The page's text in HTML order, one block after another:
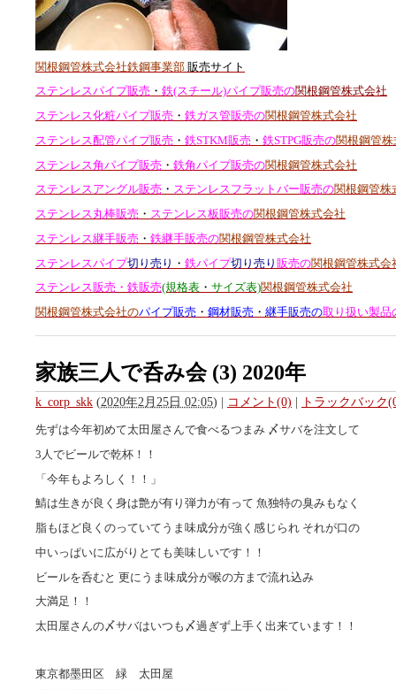
関根鋼管株式会社鉄鋼事業部 販売サイト
ステンレスパイプ販売 ・ 鉄(スチール)パイプ販売の関根鋼管株式会社
ステンレス化粧パイプ販売 ・ 鉄ガス管販売の関根鋼管株式会社
ステンレス配管パイプ販売 ・ 鉄STKM販売 ・ 鉄STPG販売の関根鋼管
ステンレス角パイプ販売 ・ 鉄角パイプ販売の関根鋼管株式会社
ステンレスアングル販売 ・ ステンレスフラットバー販売の関根鋼管株
ステンレス丸棒販売 ・ ステンレス板販売の関根鋼管株式会社
ステンレス継手販売 ・ 鉄継手販売の関根鋼管株式会社
ステンレスパイプ切り売り ・ 鉄パイプ切り売り 販売の関根鋼管株式会
ステンレス販売・鉄販売(規格表 ・ サイズ表)関根鋼管株式会社
関根鋼管株式会社のパイプ販売 ・ 鋼材販売 ・ 継手販売の取り扱い製品
家族三人で呑み会 (3) 2020年
k_corp_skk (2020年2月25日 02:05) | コメント(0) | トラックバック
先ずは今年初めて太田屋さんで食べるつまみ 〆サバを注文して
3人でビールで乾杯！！
「今年もよろしく！！」
鯖は生きが良く身は艶が有り弾力が有って 魚独特の臭みもなく
脂もほど良くのっていてうま味成分が強く感じられ それが口の
中いっぱいに広がりとても美味しいです！！
ビールを呑むと 更にうま味成分が喉の方まで流れ込み
大満足！！
太田屋さんの〆サバはいつも〆過ぎず上手く出来ています！！
東京都墨田区 緑 太田屋